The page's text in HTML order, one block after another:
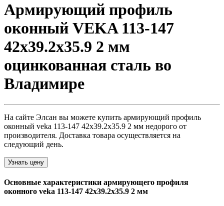
Армирующий профиль
оконный VEKA 113-147
42х39.2х35.9 2 мм
оцинкованная сталь во
Владимире
На сайте Элсан вы можете купить армирующий профиль
оконный veka 113-147 42х39.2х35.9 2 мм недорого от
производителя. Доставка товара осуществляется на
следующий день.
Узнать цену
Основные характеристики армирующего профиля
оконного veka 113-147 42х39.2х35.9 2 мм